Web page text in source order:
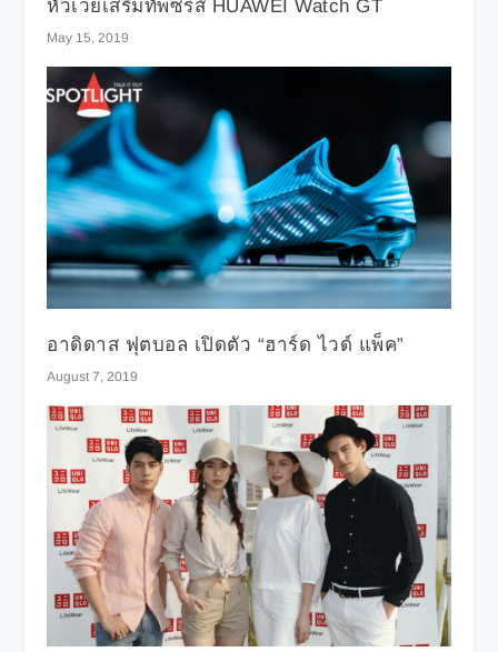
หัวเว่ยเสริมทัพซีรีส์ HUAWEI Watch GT
May 15, 2019
อาดิดาส ฟุตบอล เปิดตัว “ฮาร์ด ไวด์ แพ็ค”
August 7, 2019